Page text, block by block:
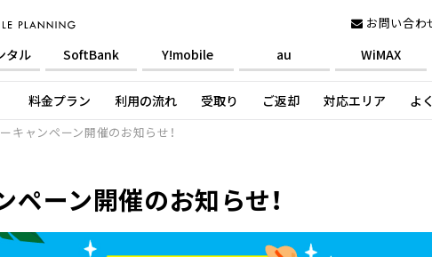
お問い合わ
タル SoftBank Y!mobile au WiMAX
料金プラン 利用の流れ 受取り ご返却 対応エリア よ
キャンペーン開催のお知らせ！
ペーン開催のお知らせ！